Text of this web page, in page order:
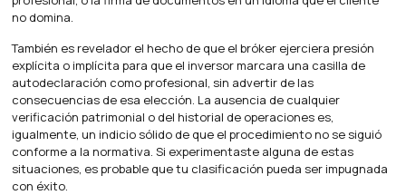
no domina.
También es revelador el hecho de que el bróker ejerciera presión
explícita o implícita para que el inversor marcara una casilla de
autodeclaración como profesional, sin advertir de las
consecuencias de esa elección. La ausencia de cualquier
verificación patrimonial o del historial de operaciones es,
igualmente, un indicio sólido de que el procedimiento no se siguió
conforme a la normativa. Si experimentaste alguna de estas
situaciones, es probable que tu clasificación pueda ser impugnada
con éxito.